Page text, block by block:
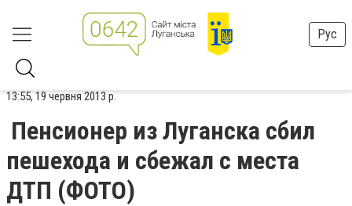
Рус
13:55, 19 червня 2013 р.
Пенсионер из Луганска сбил
пешехода и сбежал с места
ДТП (ФОТО)